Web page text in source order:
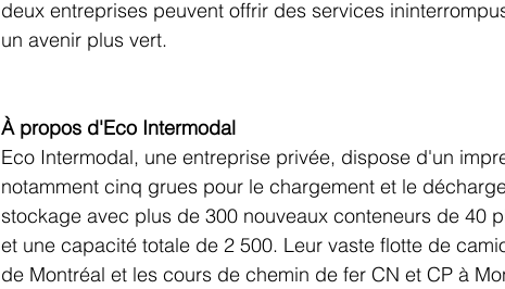
deux entreprises peuvent offrir des services
un avenir plus vert.
À propos d'Eco Intermodal
Eco Intermodal, une entreprise privée, dispose d'un
notamment cinq grues pour le chargement et le
stockage avec plus de 300 nouveaux conteneurs de 40
et une capacité totale de 2 500. Leur vaste flotte de
de Montréal et les cours de chemin de fer CN et CP à